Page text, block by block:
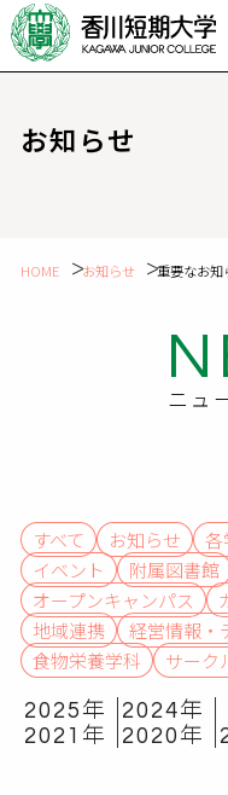
お知らせ
HOME お知らせ 重要なお知
ニュ
すべて お知らせ 各
イベント
附属図書館
オープンキャンパス
地域連携
経営情報・
食物栄養学科
サーク
2025年 2024年
2021年
2020年